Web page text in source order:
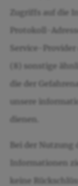
Zugriffs auf die
Protokoll-
Service-
(8) sonstige
die der
unsere
dienen.
Bei der Nutzung
Informationen
keine